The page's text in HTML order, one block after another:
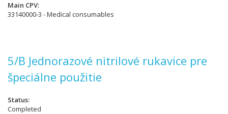
Main CPV
33140000-3 - Medical consumables
5/B Jednorazové nitrilové rukavice pre
špeciálne použitie
Status
Completed